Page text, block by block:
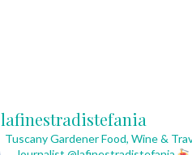
lafinestradistefania
Tuscany GardenerFood, Wine &